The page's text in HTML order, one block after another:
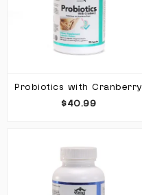
Probiotics with Cranberry
$40.99